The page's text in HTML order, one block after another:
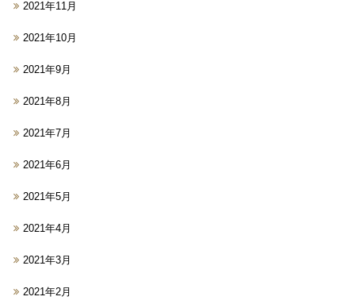
2021年11月
2021年10月
2021年9月
2021年8月
2021年7月
2021年6月
2021年5月
2021年4月
2021年3月
2021年2月